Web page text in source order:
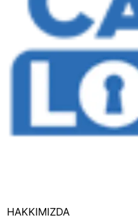
HAKKIMIZDA